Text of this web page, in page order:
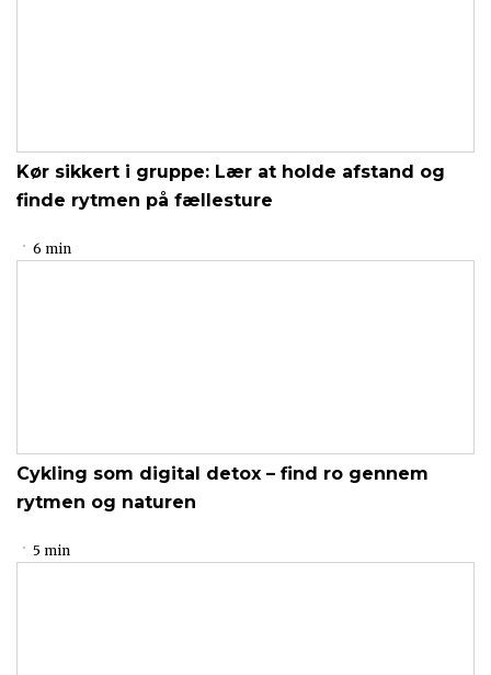
Kør sikkert i gruppe: Lær at holde afstand og
finde rytmen på fællesture
6 min
Cykling som digital detox – find ro gennem
rytmen og naturen
5 min